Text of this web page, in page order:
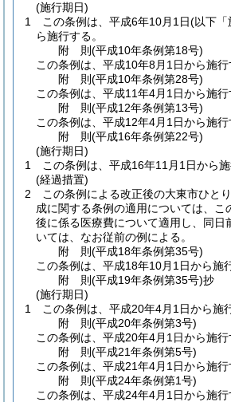
(施行期日)
1
この条例は、平成6年10月1日(以下「
ら施行する。
附 則(平成10年条例第18号)
この条例は、平成10年8月1日から施行
附 則(平成10年条例第28号)
この条例は、平成11年4月1日から施行
附 則(平成12年条例第13号)
この条例は、平成12年4月1日から施行
附 則(平成16年条例第22号)
(施行期日)
1
この条例は、平成16年11月1日から施
(経過措置)
2
この条例による改正後の大東市ひと
成に関する条例の適用については、こ
後に係る医療費について適用し、同日
いては、なお従前の例による。
附 則(平成18年条例第35号)
この条例は、平成18年10月1日から施
附 則(平成19年条例第35号)抄
(施行期日)
1
この条例は、平成20年4月1日から施
附 則(平成20年条例第3号)
この条例は、平成20年4月1日から施行
附 則(平成21年条例第5号)
この条例は、平成21年4月1日から施行
附 則(平成24年条例第1号)
この条例は、平成24年4月1日から施行